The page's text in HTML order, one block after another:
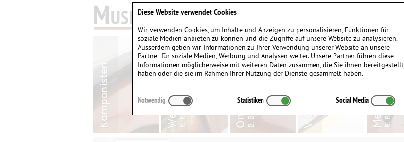
Diese Website verwendet Cookies
Wir verwenden Cookies, um Inhalte und Anzeigen zu personalisieren, Funktionen für
soziale Medien anbieten zu können und die Zugriffe auf unsere Website zu analysieren.
Ausserdem geben wir Informationen zu Ihrer Verwendung unserer Website an unsere
Partner für soziale Medien, Werbung und Analysen weiter. Unsere Partner führen diese
Informationen möglicherweise mit weiteren Daten zusammen, die Sie ihnen bereitgestellt
haben oder die sie im Rahmen Ihrer Nutzung der Dienste gesammelt haben.
Notwendig Statistiken Social Media